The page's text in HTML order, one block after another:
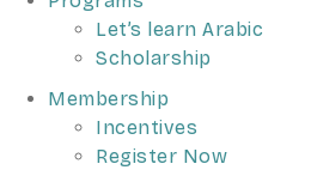
Let’s learn Arabic
Scholarship
Membership
Incentives
Register Now